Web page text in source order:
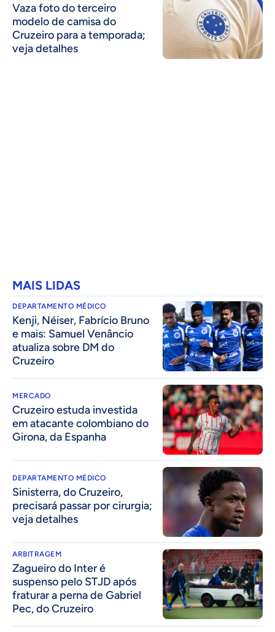
Vaza foto do terceiro
modelo de camisa do
Cruzeiro para a temporada;
veja detalhes
MAIS LIDAS
DEPARTAMENTO MÉDICO
Kenji, Néiser, Fabrício Bruno
e mais: Samuel Venâncio
atualiza sobre DM do
Cruzeiro
MERCADO
Cruzeiro estuda investida
em atacante colombiano do
Girona, da Espanha
DEPARTAMENTO MÉDICO
Sinisterra, do Cruzeiro,
precisará passar por cirurgia;
veja detalhes
ARBITRAGEM
Zagueiro do Inter é
suspenso pelo STJD após
fraturar a perna de Gabriel
Pec, do Cruzeiro